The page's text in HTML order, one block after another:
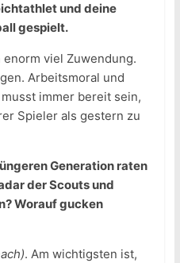
und deine
gespielt.
viel Zuwendung.
Arbeitsmoral und
immer bereit sein,
Spieler als gestern zu
Generation raten
der Scouts und
Worauf gucken
. Am wichtigsten ist,